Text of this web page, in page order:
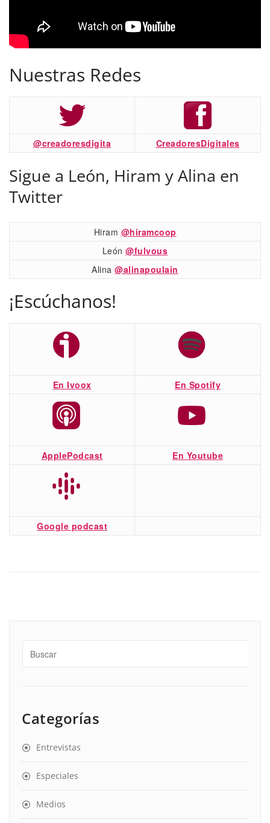
Nuestras Redes
@creadoresdigita CreadoresDigitales
Sigue a León, Hiram y Alina en
Twitter
Hiram @hiramcoop
León@fulvous
Alina@alinapoulain
¡Escúchanos!
En Ivoox En Spotify
ApplePodcast En Youtube
Google podcast
Categorías
Entrevistas
Especiales
Medios